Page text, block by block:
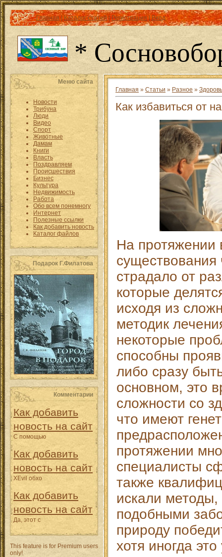
Главная|Каталог статей|Регистрация |Вход
*
Меню сайта
Новости
Трибуна
Люди
Видео
Спорт
Животные
Дамам
Книги
Власть
Поздравляем
Происшествия
Бизнес
Культура
Недвижимость
Работа
Обо всем понемногу
Интернет
Полезные ссылки
Как добавить новость
Каталог файлов
Подарок Г.Филатова
Комментарии
Как добавить
новость на сайт
С помощью
Как добавить
новость на сайт
XEvil обхо
Как добавить
новость на сайт
Да, этот с
This feature is for Premium users
only!
Главная » Статьи » Разное »
Как избавиться от
На протяжении
существования
страдало от
которые
исходя из
методик
некоторые
способны
либо сразу
основном, это
сложности со
что имеют
протяжении
специалисты
также
искали методы,
подобными
природу
хотя иногда это